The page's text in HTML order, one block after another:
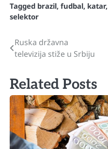
Tagged brazil, fudbal, katar,
selektor
Navigacija
članaka
Ruska državna
televizija stiže u Srbiju
Related Posts